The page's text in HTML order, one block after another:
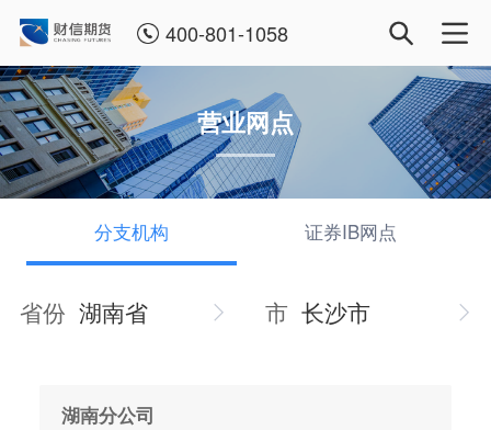
400-801-1058
营业网点
分支机构 证券IB网点
省份 湖南省 市 长沙市
湖南分公司